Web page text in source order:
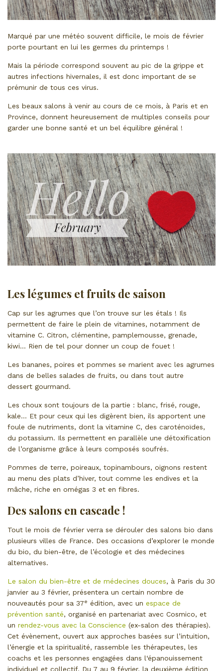
Marqué par une météo souvent difficile, le mois de février
porte pourtant en lui les germes du printemps !
Mais la période correspond souvent au pic de la grippe et
autres infections hivernales, il est donc important de se
prémunir de tous ces virus.
Les beaux salons à venir au cours de ce mois, à Paris et en
Province, donnent heureusement de multiples conseils pour
garder une bonne santé et un bel équilibre général !
Les légumes et fruits de saison
Cap sur les agrumes que l’on trouve sur les étals ! Ils
permettent de faire le plein de vitamines, notamment de
vitamine C. Citron, clémentine, pamplemousse, grenade,
kiwi… Rien de tel pour donner un coup de fouet !
Les bananes, poires et pommes se marient avec les agrumes
dans de belles salades de fruits, ou dans tout autre
dessert gourmand.
Les choux sont toujours de la partie : blanc, frisé, rouge,
kale… Et pour ceux qui les digèrent bien, ils apportent une
foule de nutriments, dont la vitamine C, des caroténoïdes,
du potassium. Ils permettent en parallèle une détoxification
de l’organisme grâce à leurs composés soufrés.
Pommes de terre, poireaux, topinambours, oignons restent
au menu des plats d’hiver, tout comme les endives et la
mâche, riche en omégas 3 et en fibres.
Des salons en cascade !
Tout le mois de février verra se dérouler des salons bio dans
plusieurs villes de France. Des occasions d’explorer le monde
du bio, du bien-être, de l’écologie et des médecines
alternatives.
Le salon du bien-être et de médecines douces, à Paris du 30
janvier au 3 février, présentera un certain nombre de
nouveautés pour sa 37e édition, avec un espace de
prévention santé, organisé en partenariat avec Cosmico, et
un rendez-vous avec la Conscience (ex-salon des thérapies).
Cet évènement, ouvert aux approches basées sur l’intuition,
l’énergie et la spiritualité, rassemble les thérapeutes, les
coachs et les personnes engagées dans l‘épanouissement
individuel et collectif. Du 7 au 9 février, la deuxième édition